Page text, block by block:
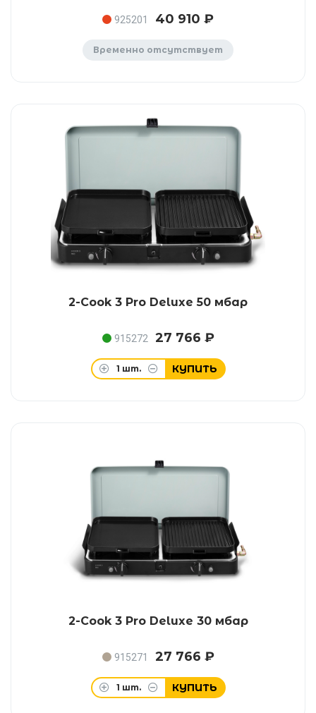
925201 40 910 ₽
Временно отсутствует
2-Cook 3 Pro Deluxe 50 мбар
915272 27 766 ₽
1 шт. КУПИТЬ
2-Cook 3 Pro Deluxe 30 мбар
915271 27 766 ₽
1 шт. КУПИТЬ